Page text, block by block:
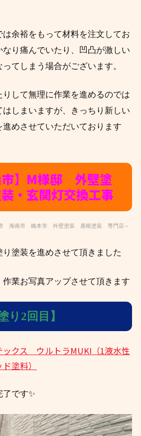
は余裕をもって材料を注文してお
なり痛んでいたり、凹凸が激しい
てしまう場合がございます。
して無理に作業を進めるのでは
しまいますが、きっちり新しい
めさせていただいております
】M様邸 外壁塗
・玄関灯交換工事
海南市 橋本市 外壁塗装 屋根塗装 専門店～
塗装を進めさせて頂きました
業お写真アップさせて頂きます
り2回目】
ックス ウルトラMUKI（1液水性
塗料）
です✨